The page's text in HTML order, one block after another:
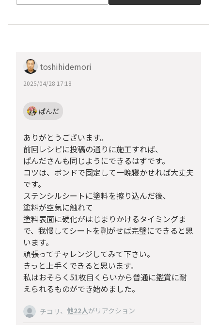
toshihidemori
2025/04/28 17:18
ぱんだ
ありがとうございます。
前回レシピに投稿の通りに施工すれば、
ぱんださんも同じようにできるはずです。
コツは、ボンドで固定して一晩寝かせれば大丈夫
です。
ステンシルシートに塗料を擦り込んだ後、
塗料が空気に触れて
塗料表面に硬化がはじまりかけるタイミングま
で、我慢してシートを剥がせば完璧にできると思
います。
頑張ってチャレンジしてみて下さい。
きっと上手くできると思います。
私はおそらく51枚目くらいから普通に鑑賞に耐
えられるものができ始めました。
チコリ 、 他22人がリアクション